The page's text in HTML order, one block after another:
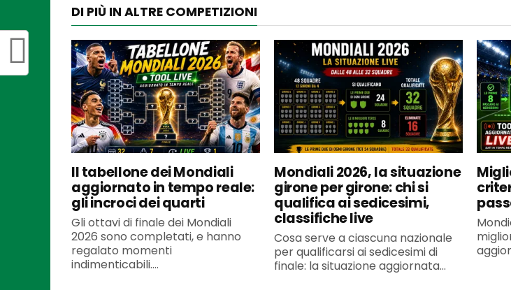
DI PIÙ IN ALTRE COMPETIZIONI
Il tabellone dei Mondiali
aggiornato in tempo reale:
gli incroci dei quarti
Gli ottavi di finale dei Mondiali
2026 sono completati, e hanno
regalato momenti
indimenticabili....
Mondiali 2026, la situazione
girone per girone: chi si
qualifica ai sedicesimi,
classifiche live
Cosa serve a ciascuna nazionale
per qualificarsi ai sedicesimi di
finale: la situazione aggiornata...